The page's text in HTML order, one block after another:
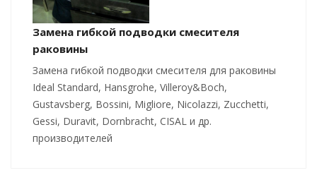
Замена гибкой подводки смесителя
раковины
Замена гибкой подводки смесителя для раковины
Ideal Standard, Hansgrohe, Villeroy&Boch,
Gustavsberg, Bossini, Migliore, Nicolazzi, Zucchetti,
Gessi, Duravit, Dornbracht, CISAL и др.
производителей